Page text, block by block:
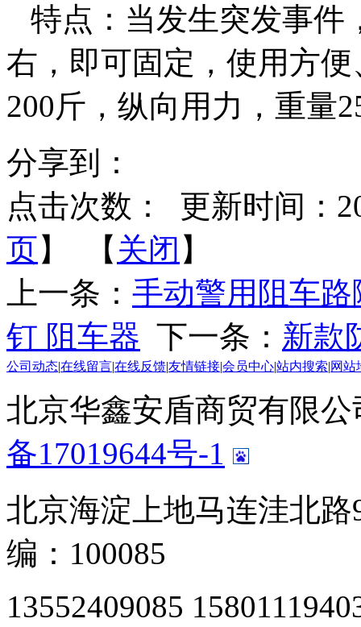
特点：当发生突发事件
右，即可固定，使用方
200斤，纵向用力，重量
分享到：
点击次数：
更新时间：
页】 【 关闭 】
上一条： 手动警用阻车
钉 阻车器 下一条： 新款
公司动态|在线留言|在线反馈|友情链接|会员中心|站内搜索|网站
北京华鑫安盾商贸有限
备17019644号-1
北京海淀上地马连洼北
编：100085
13552409085